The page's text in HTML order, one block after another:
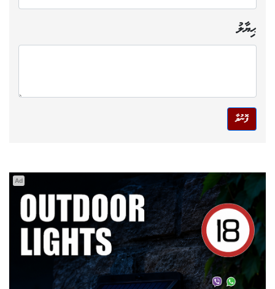
ޙިޔާލު
ފޮނުވާ
Ad